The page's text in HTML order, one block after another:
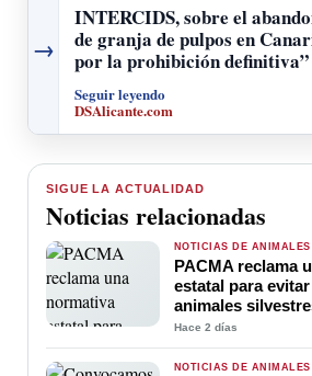
→
INTERCIDS, sobre el
de granja de pulpos en
por la prohibición definitiva”
Seguir leyendo
DSAlicante.com
SIGUE LA ACTUALIDAD
Noticias relacionadas
NOTICIAS DE ANIMALES
PACMA reclama
estatal para
animales
infraestructuras
Hace 2 días
NOTICIAS DE ANIMALES